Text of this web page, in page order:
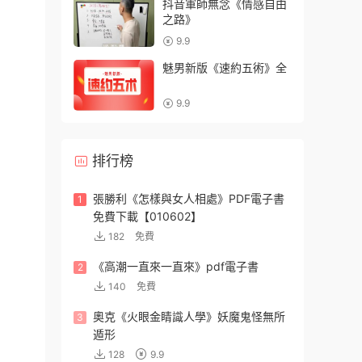
抖音軍師無念《情感自由
之路》
9.9
魅男新版《速約五術》全
9.9
排行榜
1
張勝利《怎樣與女人相處》PDF電子書
免費下載【010602】
182 免費
2 《高潮一直來一直來》pdf電子書
140 免費
3
奧克《火眼金睛識人學》妖魔鬼怪無所
遁形
128 9.9